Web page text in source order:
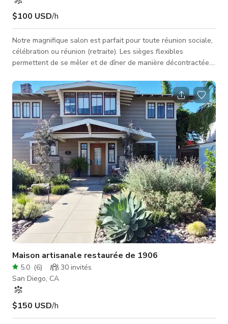
$100 USD/h
Notre magnifique salon est parfait pour toute réunion sociale,
célébration ou réunion (retraite). Les sièges flexibles
permettent de se mêler et de dîner de manière décontractée.
mini-frigo, four, plaque de cuisson, lave-vaisselle, évier, grand
îlot, tabourets de bar - 2 téléviseurs HD de 50" - Salle de
conférence : grande table, 8 chaises pivotantes, téléviseur HD
de 60" (HDMI & USB) - Éclairage d'accent déc
Maison artisanale restaurée de 1906
5.0 (6) 30 invités
San Diego, CA
$150 USD/h